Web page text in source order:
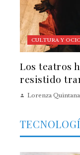
CULTURA Y
Los teatros
resistido
Lorenza Quintana